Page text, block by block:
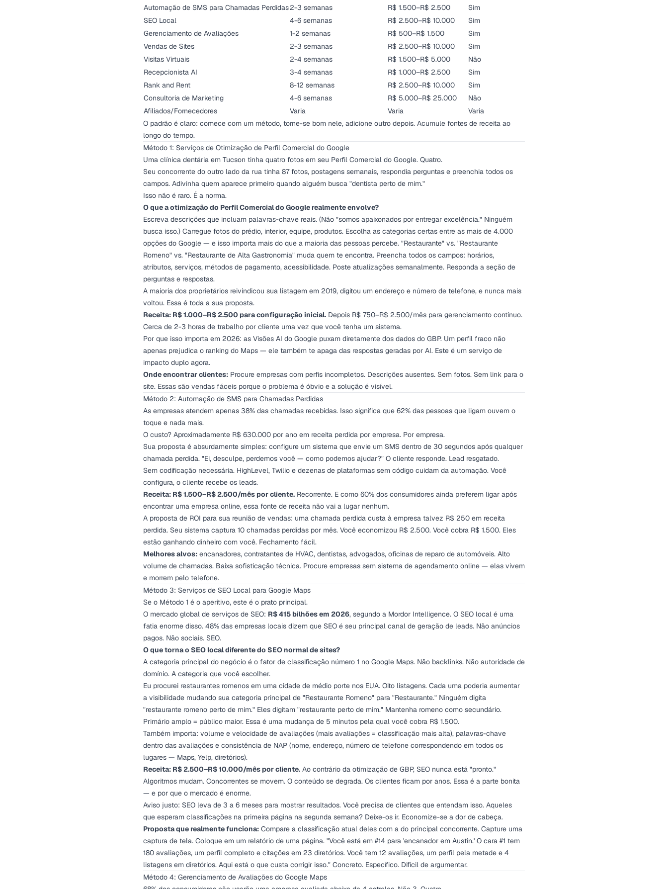
Automação de SMS para Chamadas Perdidas2-3 semanas R$ 1.500–R$ 2.500
Sim
SEO Local
4-6 semanas R$ 2.500–R$ 10.000
Sim
Gerenciamento de Avaliações
1-2 semanas R$ 500–R$ 1.500
Sim
Vendas de Sites
2-3 semanas R$ 2.500–R$ 10.000
Sim
Visitas Virtuais
2-4 semanas R$ 1.500–R$ 5.000
Não
Recepcionista AI
3-4 semanas R$ 1.000–R$ 2.500
Sim
Rank and Rent
8-12 semanas R$ 2.500–R$ 10.000
Sim
Consultoria de Marketing
4-6 semanas R$ 5.000–R$ 25.000
Não
Afiliados/Fornecedores
Varia Varia
Varia
O padrão é claro: comece com um método, torne-se bom nele, adicione outro depois. Acumule fontes de receita ao
longo do tempo.
Método 1: Serviços de Otimização de Perfil Comercial do Google
Uma clínica dentária em Tucson tinha quatro fotos em seu Perfil Comercial do Google. Quatro.
Seu concorrente do outro lado da rua tinha 87 fotos, postagens semanais, respondia perguntas e preenchia todos os
campos. Adivinha quem aparece primeiro quando alguém busca "dentista perto de mim."
Isso não é raro. É a norma.
O que a otimização do Perfil Comercial do Google realmente envolve?
Escreva descrições que incluam palavras-chave reais. (Não "somos apaixonados por entregar excelência." Ninguém
busca isso.) Carregue fotos do prédio, interior, equipe, produtos. Escolha as categorias certas entre as mais de 4.000
opções do Google — e isso importa mais do que a maioria das pessoas percebe. "Restaurante" vs. "Restaurante
Romeno" vs. "Restaurante de Alta Gastronomia" muda quem te encontra. Preencha todos os campos: horários,
atributos, serviços, métodos de pagamento, acessibilidade. Poste atualizações semanalmente. Responda a seção de
perguntas e respostas.
A maioria dos proprietários reivindicou sua listagem em 2019, digitou um endereço e número de telefone, e nunca mais
voltou. Essa é toda a sua proposta.
Receita: R$ 1.000–R$ 2.500 para configuração inicial. Depois R$ 750–R$ 2.500/mês para gerenciamento contínuo.
Cerca de 2-3 horas de trabalho por cliente uma vez que você tenha um sistema.
Por que isso importa em 2026: as Visões AI do Google puxam diretamente dos dados do GBP. Um perfil fraco não
apenas prejudica o ranking do Maps — ele também te apaga das respostas geradas por AI. Este é um serviço de
impacto duplo agora.
Onde encontrar clientes: Procure empresas com perfis incompletos. Descrições ausentes. Sem fotos. Sem link para o
site. Essas são vendas fáceis porque o problema é óbvio e a solução é visível.
Método 2: Automação de SMS para Chamadas Perdidas
As empresas atendem apenas 38% das chamadas recebidas. Isso significa que 62% das pessoas que ligam ouvem o
toque e nada mais.
O custo? Aproximadamente R$ 630.000 por ano em receita perdida por empresa. Por empresa.
Sua proposta é absurdamente simples: configure um sistema que envie um SMS dentro de 30 segundos após qualquer
chamada perdida. "Ei, desculpe, perdemos você — como podemos ajudar?" O cliente responde. Lead resgatado.
Sem codificação necessária. HighLevel, Twilio e dezenas de plataformas sem código cuidam da automação. Você
configura, o cliente recebe os leads.
Receita: R$ 1.500–R$ 2.500/mês por cliente. Recorrente. E como 60% dos consumidores ainda preferem ligar após
encontrar uma empresa online, essa fonte de receita não vai a lugar nenhum.
A proposta de ROI para sua reunião de vendas: uma chamada perdida custa à empresa talvez R$ 250 em receita
perdida. Seu sistema captura 10 chamadas perdidas por mês. Você economizou R$ 2.500. Você cobra R$ 1.500. Eles
estão ganhando dinheiro com você. Fechamento fácil.
Melhores alvos: encanadores, contratantes de HVAC, dentistas, advogados, oficinas de reparo de automóveis. Alto
volume de chamadas. Baixa sofisticação técnica. Procure empresas sem sistema de agendamento online — elas vivem
e morrem pelo telefone.
Método 3: Serviços de SEO Local para Google Maps
Se o Método 1 é o aperitivo, este é o prato principal.
O mercado global de serviços de SEO: R$ 415 bilhões em 2026, segundo a Mordor Intelligence. O SEO local é uma
fatia enorme disso. 48% das empresas locais dizem que SEO é seu principal canal de geração de leads. Não anúncios
pagos. Não sociais. SEO.
O que torna o SEO local diferente do SEO normal de sites?
A categoria principal do negócio é o fator de classificação número 1 no Google Maps. Não backlinks. Não autoridade de
domínio. A categoria que você escolher.
Eu procurei restaurantes romenos em uma cidade de médio porte nos EUA. Oito listagens. Cada uma poderia aumentar
a visibilidade mudando sua categoria principal de "Restaurante Romeno" para "Restaurante." Ninguém digita
"restaurante romeno perto de mim." Eles digitam "restaurante perto de mim." Mantenha romeno como secundário.
Primário amplo = público maior. Essa é uma mudança de 5 minutos pela qual você cobra R$ 1.500.
Também importa: volume e velocidade de avaliações (mais avaliações = classificação mais alta), palavras-chave
dentro das avaliações e consistência de NAP (nome, endereço, número de telefone correspondendo em todos os
lugares — Maps, Yelp, diretórios).
Receita: R$ 2.500–R$ 10.000/mês por cliente. Ao contrário da otimização de GBP, SEO nunca está "pronto."
Algoritmos mudam. Concorrentes se movem. O conteúdo se degrada. Os clientes ficam por anos. Essa é a parte bonita
— e por que o mercado é enorme.
Aviso justo: SEO leva de 3 a 6 meses para mostrar resultados. Você precisa de clientes que entendam isso. Aqueles
que esperam classificações na primeira página na segunda semana? Deixe-os ir. Economize-se a dor de cabeça.
Proposta que realmente funciona: Compare a classificação atual deles com a do principal concorrente. Capture uma
captura de tela. Coloque em um relatório de uma página. "Você está em #14 para 'encanador em Austin.' O cara #1 tem
180 avaliações, um perfil completo e citações em 23 diretórios. Você tem 12 avaliações, um perfil pela metade e 4
listagens em diretórios. Aqui está o que custa corrigir isso." Concreto. Específico. Difícil de argumentar.
Método 4: Gerenciamento de Avaliações do Google Maps